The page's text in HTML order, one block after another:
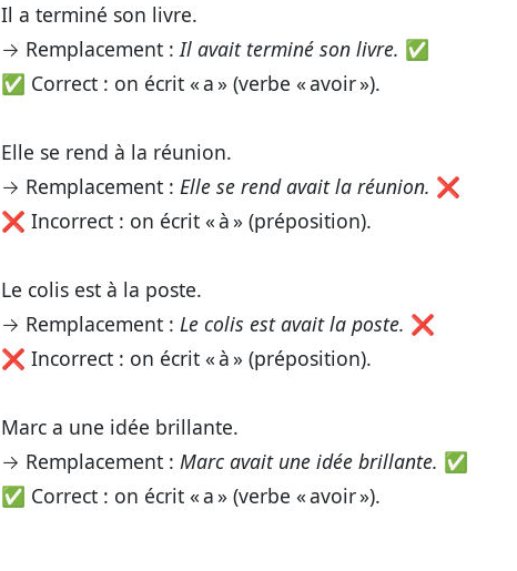
Il a terminé son livre.
→ Remplacement :Il avait terminé son livre. ✅
✅ Correct : on écrit « a » (verbe « avoir »).
Elle se rend à la réunion.
→ Remplacement : Elle se rend avait la réunion. ❌
❌ Incorrect : on écrit « à » (préposition).
Le colis est à la poste.
→ Remplacement : Le colis est avait la poste. ❌
❌ Incorrect : on écrit « à » (préposition).
Marc a une idée brillante.
→ Remplacement : Marc avait une idée brillante. ✅
✅ Correct : on écrit « a » (verbe « avoir »).